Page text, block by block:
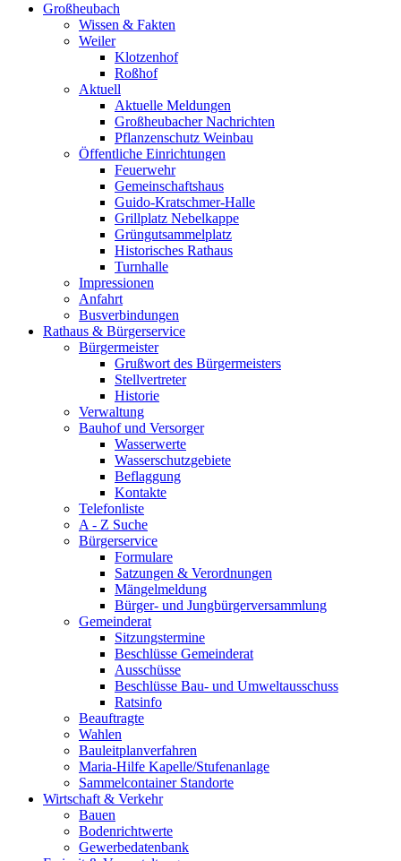
Großheubach
Wissen & Fakten
Weiler
Klotzenhof
Roßhof
Aktuell
Aktuelle Meldungen
Großheubacher Nachrichten
Pflanzenschutz Weinbau
Öffentliche Einrichtungen
Feuerwehr
Gemeinschaftshaus
Guido-Kratschmer-Halle
Grillplatz Nebelkappe
Grüngutsammelplatz
Historisches Rathaus
Turnhalle
Impressionen
Anfahrt
Busverbindungen
Rathaus & Bürgerservice
Bürgermeister
Grußwort des Bürgermeisters
Stellvertreter
Historie
Verwaltung
Bauhof und Versorger
Wasserwerte
Wasserschutzgebiete
Beflaggung
Kontakte
Telefonliste
A - Z Suche
Bürgerservice
Formulare
Satzungen & Verordnungen
Mängelmeldung
Bürger- und Jungbürgerversammlung
Gemeinderat
Sitzungstermine
Beschlüsse Gemeinderat
Ausschüsse
Beschlüsse Bau- und Umweltausschuss
Ratsinfo
Beauftragte
Wahlen
Bauleitplanverfahren
Maria-Hilfe Kapelle/Stufenanlage
Sammelcontainer Standorte
Wirtschaft & Verkehr
Bauen
Bodenrichtwerte
Gewerbedatenbank